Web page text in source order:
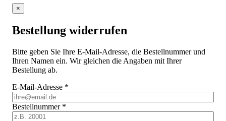
×
Bestellung widerrufen
Bitte geben Sie Ihre E-Mail-Adresse, die Bestellnummer und
Ihren Namen ein. Wir gleichen die Angaben mit Ihrer
Bestellung ab.
E-Mail-Adresse *
Bestellnummer *